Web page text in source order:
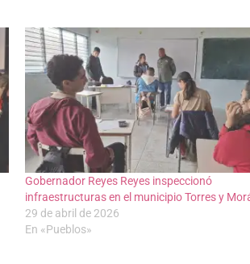
Gobernador Reyes Reyes inspeccionó
infraestructuras en el municipio Torres y
29 de abril de 2026
En «Pueblos»